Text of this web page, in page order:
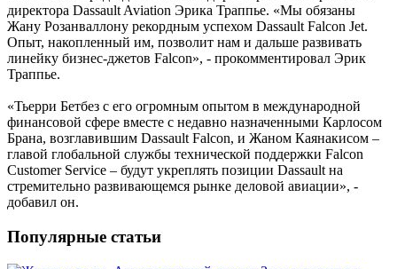
директора Dassault Aviation Эрика Траппье. «Мы обязаны
Жану Розанваллону рекордным успехом Dassault Falcon Jet.
Опыт, накопленный им, позволит нам и дальше развивать
линейку бизнес-джетов Falcon», - прокомментировал Эрик
Траппье.
«Тьерри Бетбез с его огромным опытом в международной
финансовой сфере вместе с недавно назначенными Карлосом
Брана, возглавившим Dassault Falcon, и Жаном Каянакисом –
главой глобальной службы технической поддержки Falcon
Customer Service – будут укреплять позиции Dassault на
стремительно развивающемся рынке деловой авиации», -
добавил он.
Популярные статьи